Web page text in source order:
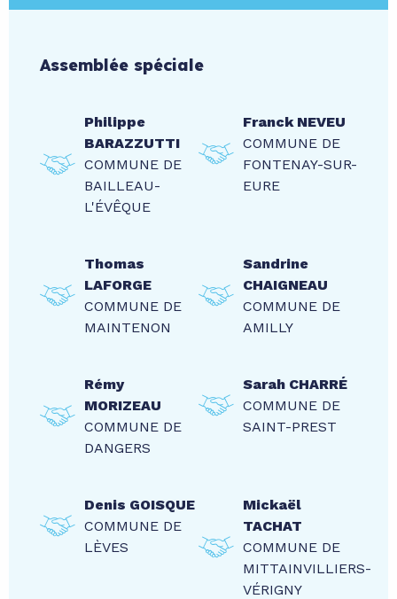
Assemblée spéciale
Philippe
BARAZZUTTI
COMMUNE DE
BAILLEAU-
L'ÉVÊQUE
Franck NEVEU
COMMUNE DE
FONTENAY-SUR-
EURE
Thomas
LAFORGE
COMMUNE DE
MAINTENON
Sandrine
CHAIGNEAU
COMMUNE DE
AMILLY
Rémy
MORIZEAU
COMMUNE DE
DANGERS
Sarah CHARRÉ
COMMUNE DE
SAINT-PREST
Denis GOISQUE
COMMUNE DE
LÈVES
Mickaël
TACHAT
COMMUNE DE
MITTAINVILLIERS-
VÉRIGNY